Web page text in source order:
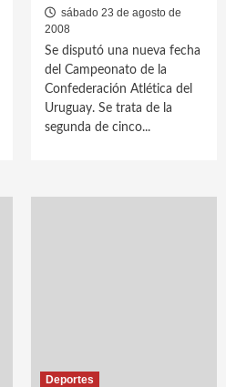
sábado 23 de agosto de
2008
Se disputó una nueva fecha
del Campeonato de la
Confederación Atlética del
Uruguay. Se trata de la
segunda de cinco...
Deportes